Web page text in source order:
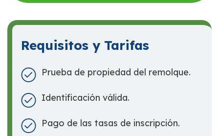
Requisitos y Tarifas
Prueba de propiedad del remolque.
Identificación válida.
Pago de las tasas de inscripción.